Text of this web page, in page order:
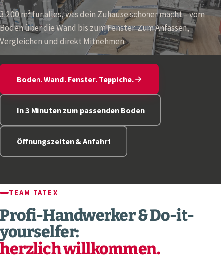
3.200 m² für alles, was dein Zuhause schöner macht – vom
Boden über die Wand bis zum Fenster. Zum Anfassen,
Vergleichen und direkt Mitnehmen.
Boden. Wand. Fenster. Teppiche.
In 3 Minuten zum passenden Boden
Öffnungszeiten & Anfahrt
TEAM TATEX
Profi-Handwerker & Do-it-
yourselfer:
herzlich willkommen.